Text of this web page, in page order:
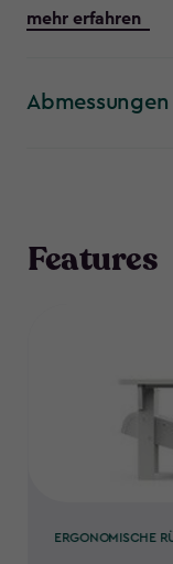
besteht jedoch
Materialien.
mehr erfahren
Abmessungen
Features
ERGONOMISCHE